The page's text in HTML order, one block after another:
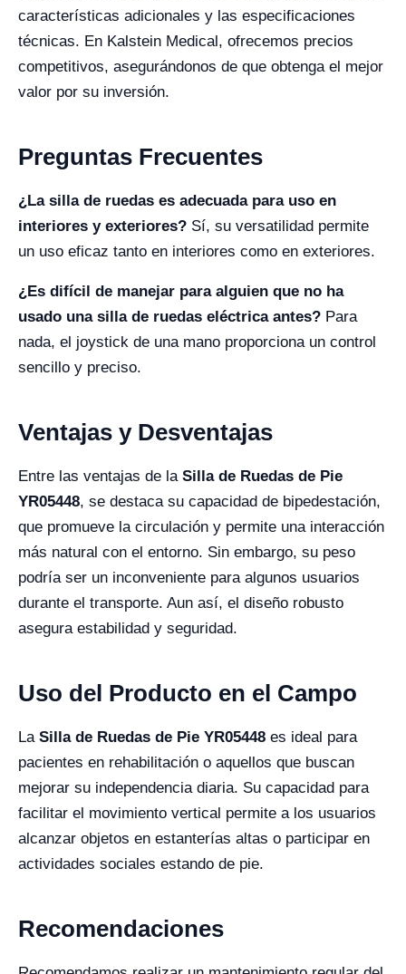
características adicionales y las especificaciones
técnicas. En Kalstein Medical, ofrecemos precios
competitivos, asegurándonos de que obtenga el mejor
valor por su inversión.
Preguntas Frecuentes
¿La silla de ruedas es adecuada para uso en
interiores y exteriores? Sí, su versatilidad permite
un uso eficaz tanto en interiores como en exteriores.
¿Es difícil de manejar para alguien que no ha
usado una silla de ruedas eléctrica antes? Para
nada, el joystick de una mano proporciona un control
sencillo y preciso.
Ventajas y Desventajas
Entre las ventajas de la Silla de Ruedas de Pie
YR05448, se destaca su capacidad de bipedestación,
que promueve la circulación y permite una interacción
más natural con el entorno. Sin embargo, su peso
podría ser un inconveniente para algunos usuarios
durante el transporte. Aun así, el diseño robusto
asegura estabilidad y seguridad.
Uso del Producto en el Campo
La Silla de Ruedas de Pie YR05448 es ideal para
pacientes en rehabilitación o aquellos que buscan
mejorar su independencia diaria. Su capacidad para
facilitar el movimiento vertical permite a los usuarios
alcanzar objetos en estanterías altas o participar en
actividades sociales estando de pie.
Recomendaciones